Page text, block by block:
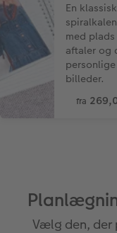
En klassisk
med
aftaler og
personlige
billeder.
fra
Vælg den, der